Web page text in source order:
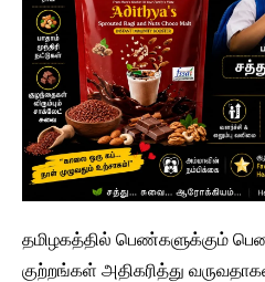
தமிழகத்தில் பெண்களுக்கும்
குற்றங்கள் அதிகரித்து